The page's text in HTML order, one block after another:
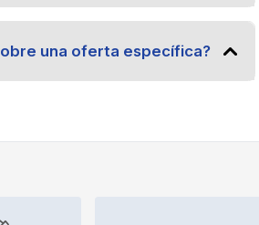
una oferta específica?